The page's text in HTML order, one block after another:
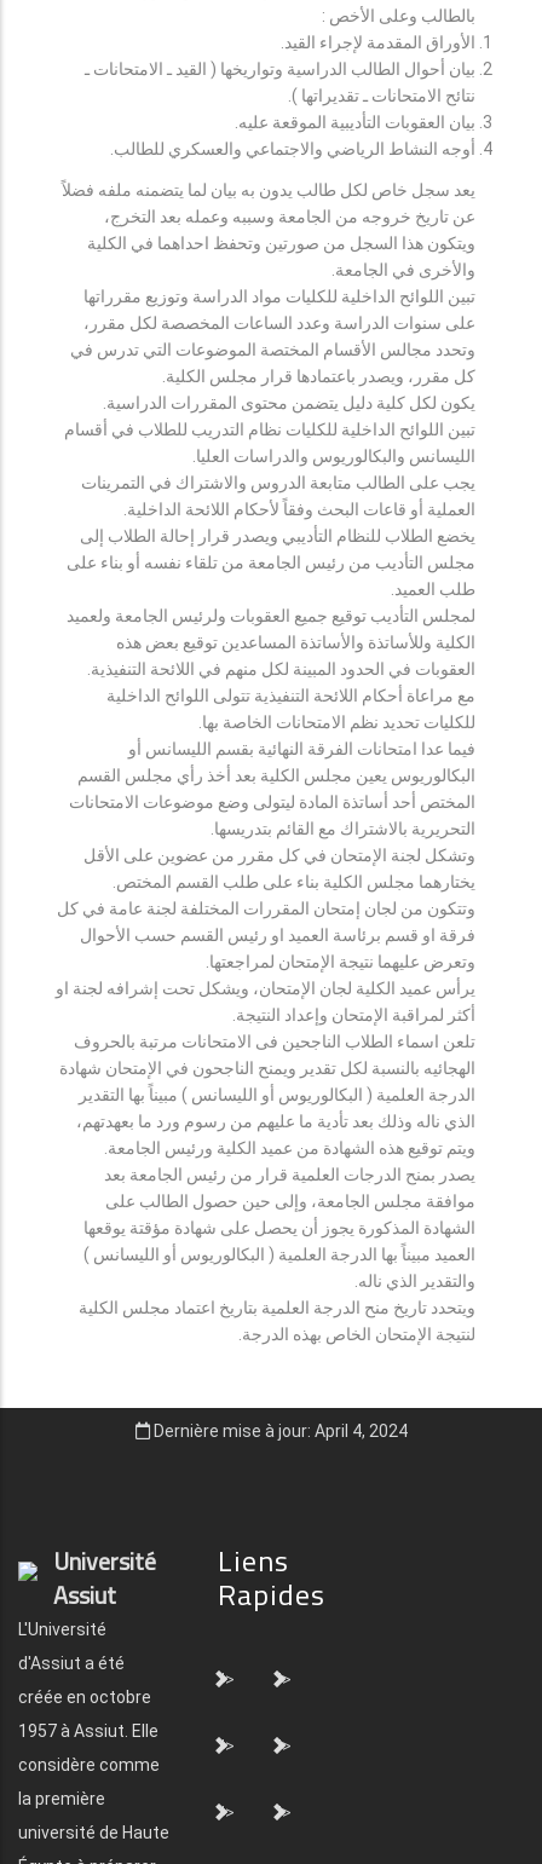
بالطالب وعلى الأخص :
الأوراق المقدمة لإجراء القيد.
بيان أحوال الطالب الدراسية وتواريخها ( القيد ـ الامتحانات ـ
نتائح الامتحانات ـ تقديراتها ).
بيان العقوبات التأديبية الموقعة عليه.
أوجه النشاط الرياضي والاجتماعي والعسكري للطالب.
يعد سجل خاص لكل طالب يدون به بيان لما يتضمنه ملفه فضلاً
عن تاريخ خروجه من الجامعة وسببه وعمله بعد التخرج،
ويتكون هذا السجل من صورتين وتحفظ احداهما في الكلية
والأخرى في الجامعة.
تبين اللوائح الداخلية للكليات مواد الدراسة وتوزيع مقرراتها
على سنوات الدراسة وعدد الساعات المخصصة لكل مقرر،
وتحدد مجالس الأقسام المختصة الموضوعات التي تدرس في
كل مقرر، ويصدر باعتمادها قرار مجلس الكلية.
يكون لكل كلية دليل يتضمن محتوى المقررات الدراسية.
تبين اللوائح الداخلية للكليات نظام التدريب للطلاب في أقسام
الليسانس والبكالوريوس والدراسات العليا.
يجب على الطالب متابعة الدروس والاشتراك في التمرينات
العملية أو قاعات البحث وفقاً لأحكام اللائحة الداخلية.
يخضع الطلاب للنظام التأديبي ويصدر قرار إحالة الطلاب إلى
مجلس التأديب من رئيس الجامعة من تلقاء نفسه أو بناء على
طلب العميد.
لمجلس التأديب توقيع جميع العقوبات ولرئيس الجامعة ولعميد
الكلية وللأساتذة والأساتذة المساعدين توقيع بعض هذه
العقوبات في الحدود المبينة لكل منهم في اللائحة التنفيذية.
مع مراعاة أحكام اللائحة التنفيذية تتولى اللوائح الداخلية
للكليات تحديد نظم الامتحانات الخاصة بها.
فيما عدا امتحانات الفرقة النهائية بقسم الليسانس أو
البكالوريوس يعين مجلس الكلية بعد أخذ رأي مجلس القسم
المختص أحد أساتذة المادة ليتولى وضع موضوعات الامتحانات
التحريرية بالاشتراك مع القائم بتدريسها.
وتشكل لجنة الإمتحان في كل مقرر من عضوين على الأقل
يختارهما مجلس الكلية بناء على طلب القسم المختص.
وتتكون من لجان إمتحان المقررات المختلفة لجنة عامة في كل
فرقة او قسم برئاسة العميد او رئيس القسم حسب الأحوال
وتعرض عليهما نتيجة الإمتحان لمراجعتها.
يرأس عميد الكلية لجان الإمتحان، ويشكل تحت إشرافه لجنة او
أكثر لمراقبة الإمتحان وإعداد النتيجة.
تلعن اسماء الطلاب الناجحين فى الامتحانات مرتبة بالحروف
الهجائيه بالنسبة لكل تقدير ويمنح الناجحون في الإمتحان شهادة
الدرجة العلمية ( البكالوريوس أو الليسانس ) مبيناً بها التقدير
الذي ناله وذلك بعد تأدية ما عليهم من رسوم ورد ما بعهدتهم،
ويتم توقيع هذه الشهادة من عميد الكلية ورئيس الجامعة.
يصدر بمنح الدرجات العلمية قرار من رئيس الجامعة بعد
موافقة مجلس الجامعة، وإلى حين حصول الطالب على
الشهادة المذكورة يجوز أن يحصل على شهادة مؤقتة يوقعها
العميد مبيناً بها الدرجة العلمية ( البكالوريوس أو الليسانس )
والتقدير الذي ناله.
ويتحدد تاريخ منح الدرجة العلمية بتاريخ اعتماد مجلس الكلية
لنتيجة الإمتحان الخاص بهذه الدرجة.
Dernière mise à jour: April 4, 2024
Université
Assiut
L'Université
d'Assiut a été
créée en octobre
1957 à Assiut. Elle
considère comme
la première
université de Haute
Liens
Rapides
"> ">
"> ">
"> ">